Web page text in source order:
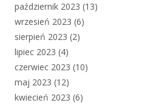
październik 2023 (13)
wrzesień 2023 (6)
sierpień 2023 (2)
lipiec 2023 (4)
czerwiec 2023 (10)
maj 2023 (12)
kwiecień 2023 (6)